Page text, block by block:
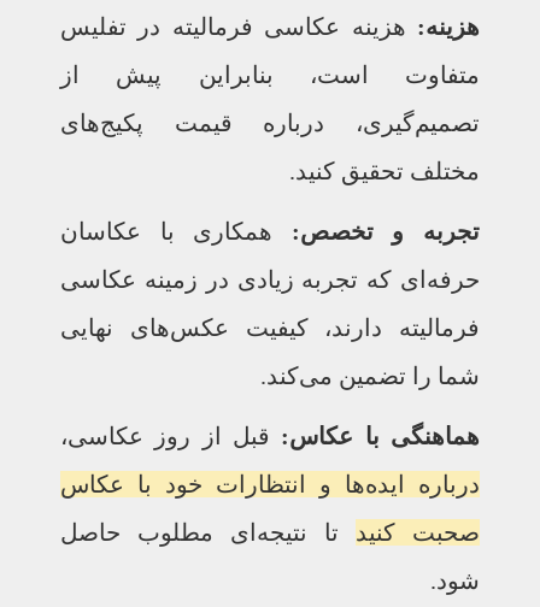
هزینه: هزینه عکاسی فرمالیته در تفلیس
متفاوت است، بنابراین پیش از
تصمیم‌گیری، درباره قیمت پکیج‌های
مختلف تحقیق کنید.
تجربه و تخصص: همکاری با عکاسان
حرفه‌ای که تجربه زیادی در زمینه عکاسی
فرمالیته دارند، کیفیت عکس‌های نهایی
شما را تضمین می‌کند.
هماهنگی با عکاس: قبل از روز عکاسی،
درباره ایده‌ها و انتظارات خود با عکاس
صحبت کنید تا نتیجه‌ای مطلوب حاصل
شود.